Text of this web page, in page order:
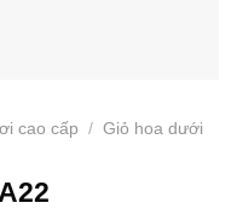
cao cấp / Giỏ hoa dưới